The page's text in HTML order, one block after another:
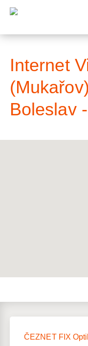
Internet
Boleslav
ČEZNET FIX
: Mapa pokrytí město